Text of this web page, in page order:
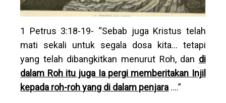
1 Petrus 3:18-19- “Sebab juga Kristus telah
mati sekali untuk segala dosa kita… tetapi
yang telah dibangkitkan menurut Roh, dan di
dalam Roh itu juga Ia pergi memberitakan Injil
kepada roh-roh yang di dalam penjara ….”